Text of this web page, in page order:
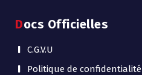
Docs Officielles
C.G.V.U
Politique de confidentialité